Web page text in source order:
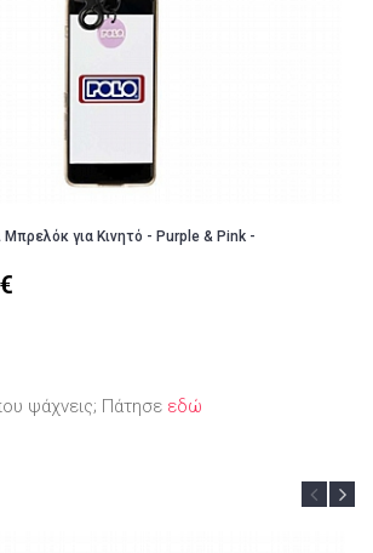
Μπρελόκ για Κινητό - Purple & Pink -
ψάχνεις; Πάτησε εδώ